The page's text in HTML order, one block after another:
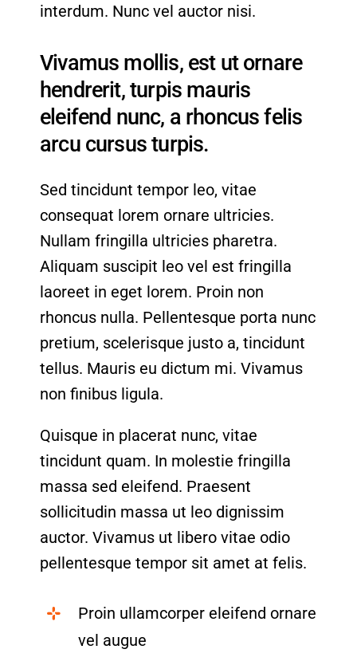
interdum. Nunc vel auctor nisi.
Vivamus mollis, est ut ornare
hendrerit, turpis mauris
eleifend nunc, a rhoncus felis
arcu cursus turpis.
Sed tincidunt tempor leo, vitae
consequat lorem ornare ultricies.
Nullam fringilla ultricies pharetra.
Aliquam suscipit leo vel est fringilla
laoreet in eget lorem. Proin non
rhoncus nulla. Pellentesque porta nunc
pretium, scelerisque justo a, tincidunt
tellus. Mauris eu dictum mi. Vivamus
non finibus ligula.
Quisque in placerat nunc, vitae
tincidunt quam. In molestie fringilla
massa sed eleifend. Praesent
sollicitudin massa ut leo dignissim
auctor. Vivamus ut libero vitae odio
pellentesque tempor sit amet at felis.
Proin ullamcorper eleifend ornare
vel augue